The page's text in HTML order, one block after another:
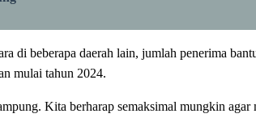
di beberapa daerah lain, jumlah penerima
mulai tahun 2024.
Kita berharap semaksimal mungkin